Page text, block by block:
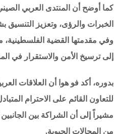
كما أوضح أن المنتدى العربي
الخبرات والرؤى، وتعزيز التنسيق
وفي مقدمتها القضية الفلسطينية،
إلى ترسيخ الأمن والاستقرار في
بدوره، أكد فو هوا أن العلاقات
للتعاون القائم على الاحترام
مشيراً إلى أن الشراكة بين
من المجالات الحيوية.